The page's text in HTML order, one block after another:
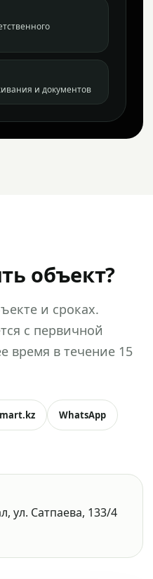
и документов
объект?
и сроках.
с первичной
время в течение 15
WhatsApp
ул. Сатпаева, 133/4